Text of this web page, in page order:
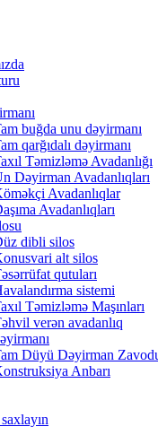
buğda unu dəyirmanı
qarğıdalı dəyirmanı
Təmizləmə Avadanlığı
Dəyirman Avadanlıqları
Avadanlıqlar
Avadanlıqları
dibli silos
alt silos
qutuları
sistemi
Təmizləmə Maşınları
verən avadanlıq
Düyü Dəyirman
Anbarı